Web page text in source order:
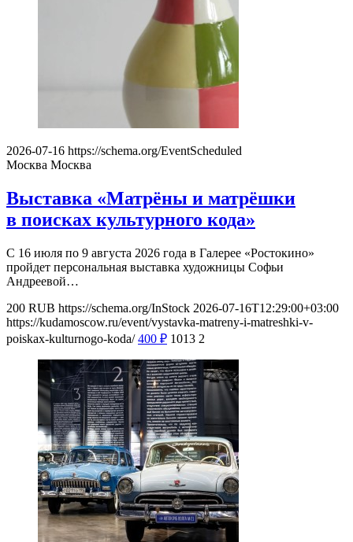
2026-07-16 https://schema.org/EventScheduled
Москва Москва
Выставка «Матрёны и матрёшки
в поисках культурного кода»
С 16 июля по 9 августа 2026 года в Галерее «Ростокино»
пройдет персональная выставка художницы Софьи
Андреевой…
200 RUB https://schema.org/InStock 2026-07-16T12:29:00+03:00
https://kudamoscow.ru/event/vystavka-matreny-i-matreshki-v-
poiskax-kulturnogo-koda/ 400 ₽ 1013 2